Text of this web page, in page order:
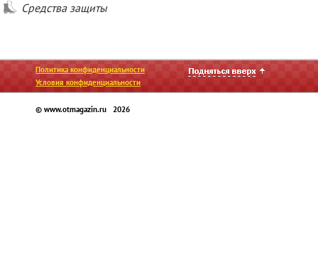
Средства защиты
Политика конфиденциальности
Условия конфиденциальности
© www.otmagazin.ru 2026